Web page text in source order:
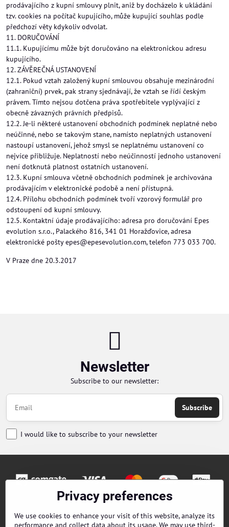
prodávajícího z kupní smlouvy plnit, aniž by docházelo k ukládání
tzv. cookies na počítač kupujícího, může kupující souhlas podle
předchozí věty kdykoliv odvolat.
11. DORUČOVÁNÍ
11.1. Kupujícímu může být doručováno na elektronickou adresu
kupujícího.
12. ZÁVĚREČNÁ USTANOVENÍ
12.1. Pokud vztah založený kupní smlouvou obsahuje mezinárodní
(zahraniční) prvek, pak strany sjednávají, že vztah se řídí českým
právem. Tímto nejsou dotčena práva spotřebitele vyplývající z
obecně závazných právních předpisů.
12.2. Je-li některé ustanovení obchodních podmínek neplatné nebo
neúčinné, nebo se takovým stane, namísto neplatných ustanovení
nastoupí ustanovení, jehož smysl se neplatnému ustanovení co
nejvíce přibližuje. Neplatností nebo neúčinností jednoho ustanovení
není dotknutá platnost ostatních ustanovení.
12.3. Kupní smlouva včetně obchodních podmínek je archivována
prodávajícím v elektronické podobě a není přístupná.
12.4. Přílohu obchodních podmínek tvoří vzorový formulář pro
odstoupení od kupní smlouvy.
12.5. Kontaktní údaje prodávajícího: adresa pro doručování Epes
evolution s.r.o., Palackého 816, 341 01 Horažďovice, adresa
elektronické pošty epes@epesevolution.com, telefon 773 033 700.
V Praze dne 20.3.2017 ​
Newsletter
Subscribe to our newsletter:
Subscribe
I would like to subscribe to your newsletter
Privacy preferences
We use cookies to enhance your visit of this website, analyze its
performance and collect data about its usage. We may use third-